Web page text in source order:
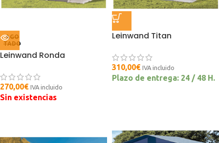
AGO
TADO
Leinwand Ronda
270,00€ IVA incluido
Sin existencias
Leinwand Titan
310,00€ IVA incluido
Plazo de entrega: 24 / 48 H.